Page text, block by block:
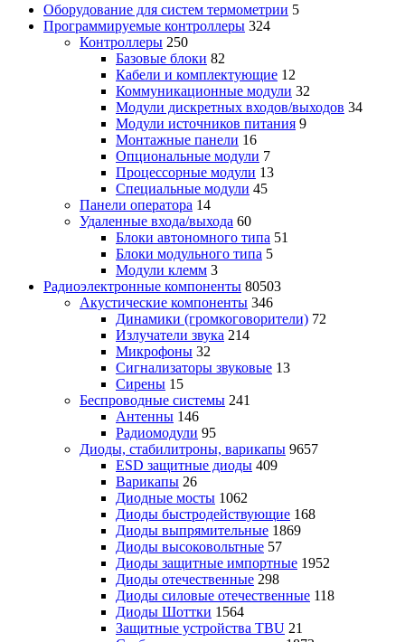
Оборудование для систем термометрии 5
Программируемые контроллеры 324
Контроллеры 250
Базовые блоки 82
Кабели и комплектующие 12
Коммуникационные модули 32
Модули дискретных входов/выходов 34
Модули источников питания 9
Монтажные панели 16
Опциональные модули 7
Процессорные модули 13
Специальные модули 45
Панели оператора 14
Удаленные входа/выхода 60
Блоки автономного типа 51
Блоки модульного типа 5
Модули клемм 3
Радиоэлектронные компоненты 80503
Акустические компоненты 346
Динамики (громкоговорители) 72
Излучатели звука 214
Микрофоны 32
Сигнализаторы звуковые 13
Сирены 15
Беспроводные системы 241
Антенны 146
Радиомодули 95
Диоды, стабилитроны, варикапы 9657
ESD защитные диоды 409
Варикапы 26
Диодные мосты 1062
Диоды быстродействующие 168
Диоды выпрямительные 1869
Диоды высоковольтные 57
Диоды защитные импортные 1952
Диоды отечественные 298
Диоды силовые отечественные 118
Диоды Шоттки 1564
Защитные устройства TBU 21